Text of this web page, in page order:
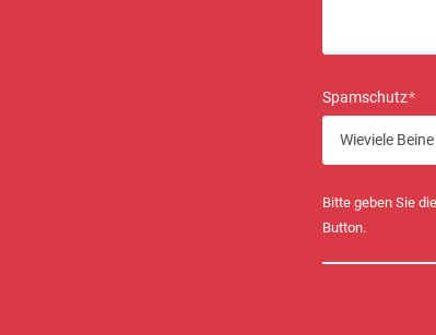
Spamschutz*
Bitte geben Sie
Button.